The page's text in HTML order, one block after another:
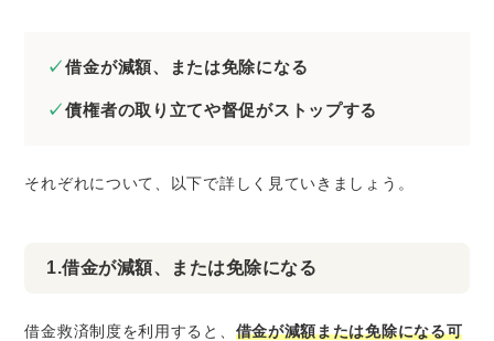
借金が減額、または免除になる
債権者の取り立てや督促がストップする
それぞれについて、以下で詳しく見ていきましょう。
1.借金が減額、または免除になる
借金救済制度を利用すると、 借金が減額または免除になる可